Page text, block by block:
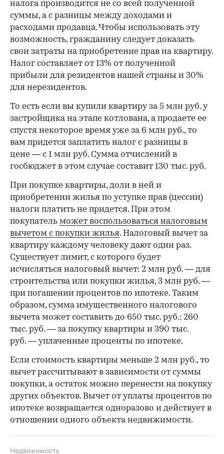
налога производится не со всей полученной
суммы, а с разницы между доходами и
расходами продавца. Чтобы использовать эту
возможность, гражданину следует доказать
свои затраты на приобретение прав на квартиру.
Налог составляет от 13% от полученной
прибыли для резидентов нашей страны и 30%
для нерезидентов.
То есть если вы купили квартиру за 5 млн руб. у
застройщика на этапе котлована, а продаете ее
спустя некоторое время уже за 6 млн руб., то
вам придется заплатить налог с разницы в
цене — с 1 млн руб. Сумма отчислений в
госбюджет в этом случае составит 130 тыс. руб.
При покупке квартиры, доли в ней и
приобретении жилья по уступке прав (цессии)
налоги платить не придется. При этом
покупатель может воспользоваться налоговым
вычетом с покупки жилья. Налоговый вычет за
квартиру каждому человеку дают один раз.
Существует лимит, с которого будет
исчисляться налоговый вычет: 2 млн руб. — для
строительства или покупки жилья, 3 млн руб. —
при погашении процентов по ипотеке. Таким
образом, сумма имущественного налогового
вычета может составить до 650 тыс. руб.: 260
тыс. руб. — за покупку квартиры и 390 тыс.
руб. — уплаченные проценты по ипотеке.
Если стоимость квартиры меньше 2 млн руб., то
вычет рассчитывают в зависимости от суммы
покупки, а остаток можно перенести на покупку
других объектов. Вычет от уплаты процентов по
ипотеке возвращается одноразово и действует в
отношении одного объекта недвижимости.
Недвижимость